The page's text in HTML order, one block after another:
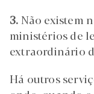
3. Não existem
ministérios de
extraordinário
Há outros